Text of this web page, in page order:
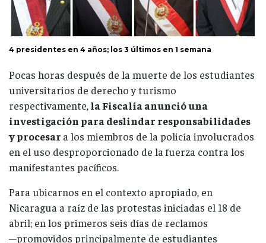
4 presidentes en 4 años; los 3 últimos en 1 semana
Pocas horas después de la muerte de los estudiantes
universitarios de derecho y turismo
respectivamente,la Fiscalía anunció una
investigación para deslindar responsabilidades
y procesar a los miembros de la policía involucrados
en el uso desproporcionado de la fuerza contra los
manifestantes pacíficos.
Para ubicarnos en el contexto apropiado, en
Nicaragua a raíz de las protestas iniciadas el 18 de
abril; en los primeros seis días de reclamos
─promovidos principalmente de estudiantes